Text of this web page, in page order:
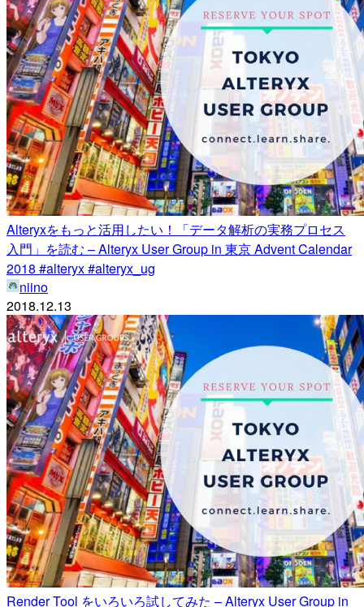
Alteryxをもっと活用したい！「データ解析の実務プロセス
入門」を読む – Alteryx User Group in 東京 Advent Calendar
2018 #alteryx #alteryx_ug
niino
2018.12.13
Render Tool をいろいろ試してみた – Alteryx User Group in